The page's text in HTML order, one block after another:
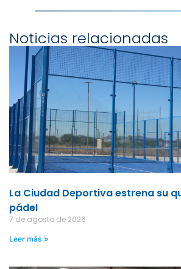
Noticias relacionadas
La Ciudad Deportiva estrena su
pádel
7 de agosto de 2026
Leer más »